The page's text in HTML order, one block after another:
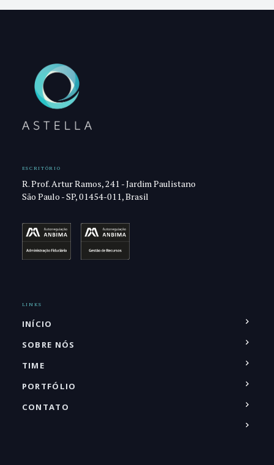
ESCRITÓRIO
R. Prof. Artur Ramos, 241 - Jardim Paulistano
São Paulo - SP, 01454-011, Brasil
LINKS
INÍCIO
SOBRE NÓS
TIME
PORTFÓLIO
CONTATO